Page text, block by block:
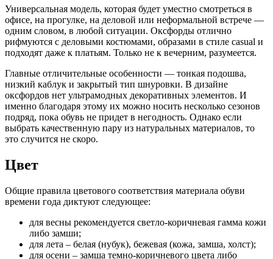
Универсальная модель, которая будет уместно смотреться в
офисе, на прогулке, на деловой или неформальной встрече —
одним словом, в любой ситуации. Оксфорды отлично
рифмуются с деловыми костюмами, образами в стиле casual и
подходят даже к платьям. Только не к вечерним, разумеется.
Главные отличительные особенности — тонкая подошва,
низкий каблук и закрытый тип шнуровки. В дизайне
оксфордов нет ультрамодных декоративных элементов. И
именно благодаря этому их можно носить несколько сезонов
подряд, пока обувь не придет в негодность. Однако если
выбрать качественную пару из натуральных материалов, то
это случится не скоро.
Цвет
Общие правила цветового соответствия материала обуви
времени года диктуют следующее:
для весны рекомендуется светло-коричневая гамма кожи
либо замши;
для лета – белая (нубук), бежевая (кожа, замша, холст);
для осени – замша темно-коричневого цвета либо